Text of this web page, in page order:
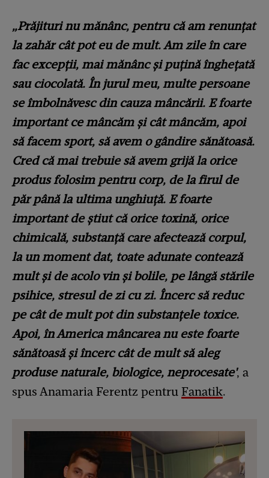
„Prăjituri nu mănânc, pentru că am renunțat
la zahăr cât pot eu de mult. Am zile în care
fac excepții, mai mănânc și puțină înghețată
sau ciocolată. În jurul meu, multe persoane
se îmbolnăvesc din cauza mâncării. E foarte
important ce mâncăm și cât mâncăm, apoi
să facem sport, să avem o gândire sănătoasă.
Cred că mai trebuie să avem grijă la orice
produs folosim pentru corp, de la firul de
păr până la ultima unghiuță. E foarte
important de știut că orice toxină, orice
chimicală, substanță care afectează corpul,
la un moment dat, toate adunate contează
mult și de acolo vin și bolile, pe lângă stările
psihice, stresul de zi cu zi. Încerc să reduc
pe cât de mult pot din substanțele toxice.
Apoi, în America mâncarea nu este foarte
sănătoasă și încerc cât de mult să aleg
produse naturale, biologice, neprocesate', a
spus Anamaria Ferentz pentru Fanatik.